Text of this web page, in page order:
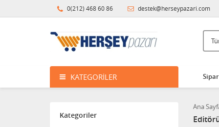
0(212) 468 60 86 destek@herseypazari.com
KATEGORILER
Kategoriler
DESEN SALATA KASESİ
Ana